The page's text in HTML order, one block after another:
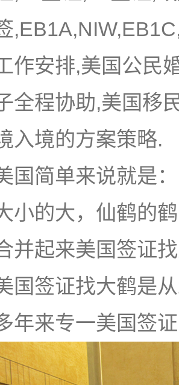
作安排,美国公民
全程协助,美国移
入境的方案策略.
国简单来说就是
小的大，仙鹤的
并起来美国签证
国签证找大鹤是
年来专一美国签